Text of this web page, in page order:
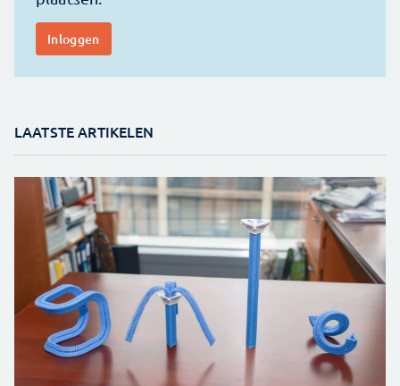
LAATSTE ARTIKELEN